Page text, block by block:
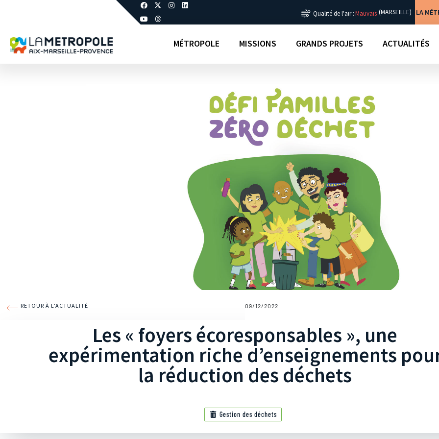
Qualité de l'air :Mauvais (MARSEILLE) LA
MÉTROPOLE MISSIONS GRANDS PROJETS ACTUALITÉS
RETOUR À L'ACTUALITÉ 09/12/2022
Les « foyers écoresponsables », une
expérimentation riche d’enseignements
la réduction des déchets
Gestion des déchets